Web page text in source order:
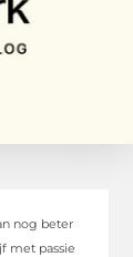
nog beter
met passie